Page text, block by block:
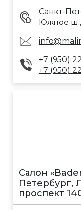
Санкт-
Южное ш.,
+7 (950)
+7 (950)
Салон
Петербург,
проспект